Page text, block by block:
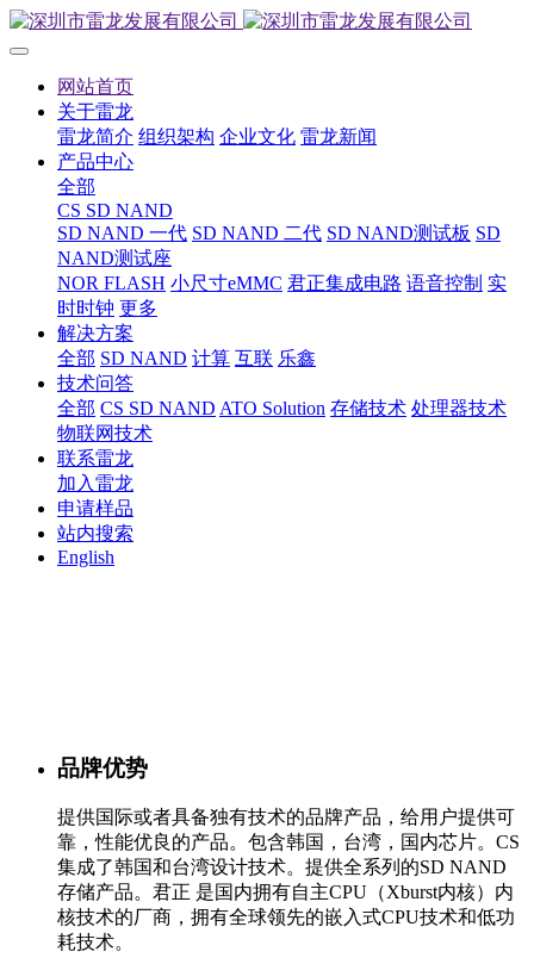
网站首页
关于雷龙
雷龙简介 组织架构 企业文化 雷龙新闻
产品中心
全部
CS SD NAND
SD NAND 一代 SD NAND 二代 SD NAND测试板 SD
NAND测试座
NOR FLASH 小尺寸eMMC 君正集成电路 语音控制 实
时时钟 更多
解决方案
全部 SD NAND 计算 互联 乐鑫
技术问答
全部 CS SD NAND ATO Solution 存储技术 处理器技术
物联网技术
联系雷龙
加入雷龙
申请样品
站内搜索
English
品牌优势
提供国际或者具备独有技术的品牌产品，给用户提供可
靠，性能优良的产品。包含韩国，台湾，国内芯片。CS
集成了韩国和台湾设计技术。提供全系列的SD NAND
存储产品。君正 是国内拥有自主CPU（Xburst内核）内
核技术的厂商，拥有全球领先的嵌入式CPU技术和低功
耗技术。